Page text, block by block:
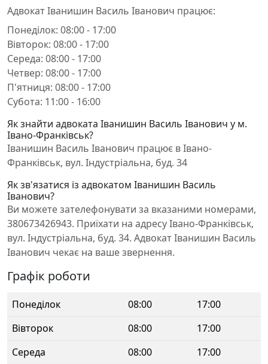
Адвокат Іванишин Василь Іванович працює:
Понеділок: 08:00 - 17:00
Вівторок: 08:00 - 17:00
Середа: 08:00 - 17:00
Четвер: 08:00 - 17:00
П'ятниця: 08:00 - 17:00
Субота: 11:00 - 16:00
Як знайти адвоката Іванишин Василь Іванович у м.
Івано-Франківськ?
Іванишин Василь Іванович працює в Івано-
Франківськ, вул. Індустріальна, буд. 34
Як зв'язатися із адвокатом Іванишин Василь
Іванович?
Ви можете зателефонувати за вказаними номерами,
380673426943. Приїхати на адресу Івано-Франківськ,
вул. Індустріальна, буд. 34. Адвокат Іванишин Василь
Іванович чекає на ваше звернення.
Графік роботи
Понеділок 08:00
17:00
Вівторок
08:00
17:00
Середа
08:00
17:00